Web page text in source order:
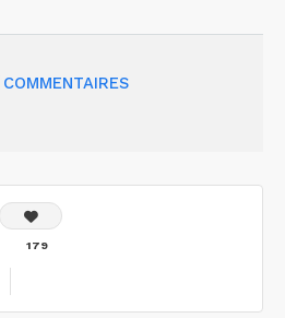
COMMENTAIRES
179